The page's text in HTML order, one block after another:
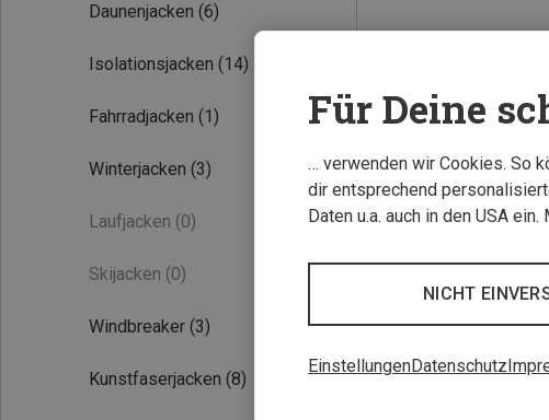
Daunenjacken (6)
Isolationsjacken (14)
Fahrradjacken (1)
Winterjacken (3)
Laufjacken (0)
Skijacken (0)
Windbreaker (3)
Kunstfaserjacken (8)
Neu
Für Deine
… verwenden wir Cookies. So
dir entsprechend
Daten u.a. auch in den USA
NICHT
EinstellungenDatenschutz